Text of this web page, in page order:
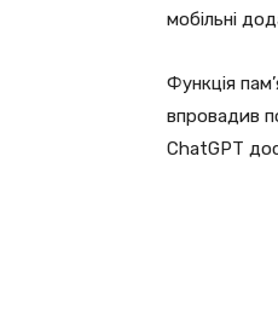
мобільні
Функція
впровадив
ChatGPT